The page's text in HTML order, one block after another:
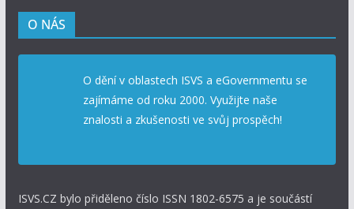
O NÁS
O dění v oblastech ISVS a eGovernmentu se
zajímáme od roku 2000. Využijte naše
znalosti a zkušenosti ve svůj prospěch!
ISVS.CZ bylo přiděleno číslo ISSN 1802-6575 a je součástí